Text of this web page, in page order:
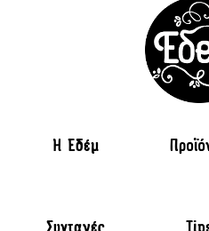
H Εδέμ